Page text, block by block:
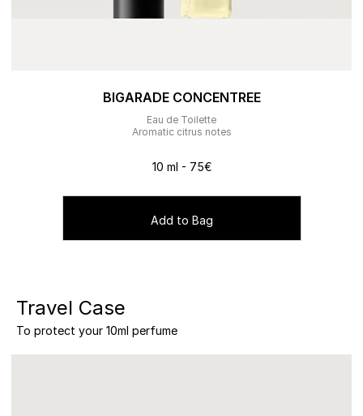
BIGARADE CONCENTREE
Eau de Toilette
Aromatic citrus notes
10 ml - 75€
Add to Bag
Travel Case
To protect your 10ml perfume